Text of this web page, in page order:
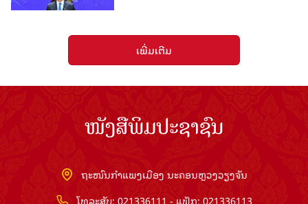
ເພີ່ມເຕີມ
ໜັງສືພິມປະຊາຊົນ
ຖະໜົນກຳແພງເມືອງ ນະຄອນຫຼວງວຽງຈັນ
ໂທລະສັບ: 021336111 - ແຟັກ: 021336113